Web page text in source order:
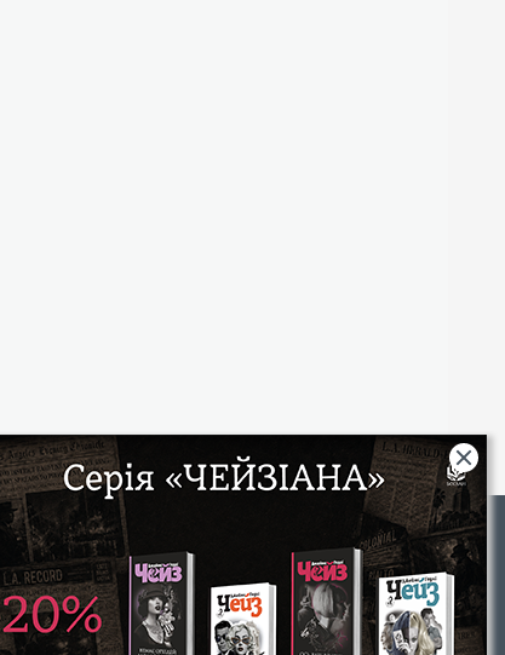
|
Інтернет-магазин «Видавництво Богдан»:
46018, м. Тернопіль, А/С 529